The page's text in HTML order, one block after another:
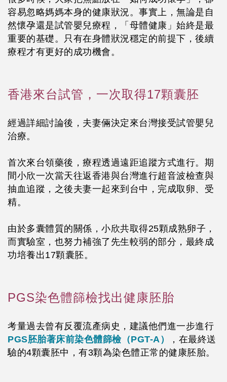
容易忽略媽媽本身的健康狀況。事實上，無論是自
然懷孕還是試管嬰兒療程，
「母體健康」始終是最
重要的基礎 。只有在身體狀況穩定的前提下，後續
療程才有更好的成功機會。
香港來台試管，一次取得17顆囊胚
經過詳細討論後，夫妻倆決定來台灣接受試管嬰兒
治療。
首次來台領藥後，療程透過遠距追蹤方式進行。期
間小欣一次當天往返香港與台灣進行超音波檢查與
抽血追蹤，之後夫妻一起來到台中，完成取卵、受
精。
由於多囊體質的關係，小欣共取得25顆成熟卵子，
而實驗室，也努力補強了先生較弱的部分，最終成
功培養出17顆囊胚。
PGS染色體篩檢找出健康胚胎
考量過去曾有反覆流產病史，建議他們進一步進行
PGS胚胎著床前染色體篩檢（PGT-A）
，在最終送
驗的4顆囊胚中，有3顆為染色體正常的健康胚胎。